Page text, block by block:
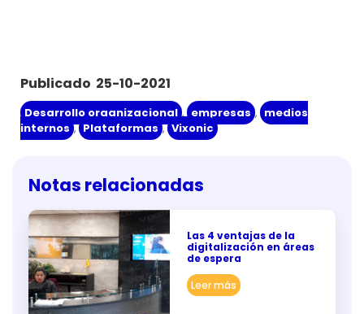
Publicado 25-10-2021
Desarrollo organizacional , empresas , medios
internos , Plataformas , Vixonic
Notas relacionadas
Las 4 ventajas de la
digitalización en áreas
de espera
Leer más